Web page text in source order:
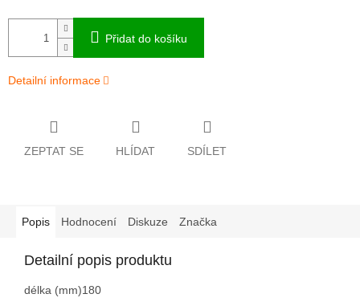
Přidat do košíku
Detailní informace
ZEPTAT SE HLÍDAT SDÍLET
Popis Hodnocení Diskuze Značka
Detailní popis produktu
délka (mm)180